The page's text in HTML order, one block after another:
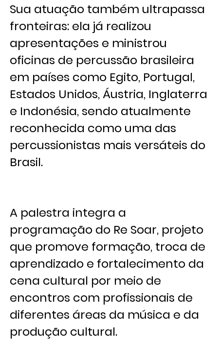
Sua atuação também ultrapassa
fronteiras: ela já realizou
apresentações e ministrou
oficinas de percussão brasileira
em países como Egito, Portugal,
Estados Unidos, Áustria, Inglaterra
e Indonésia, sendo atualmente
reconhecida como uma das
percussionistas mais versáteis do
Brasil.
A palestra integra a
programação do Re Soar, projeto
que promove formação, troca de
aprendizado e fortalecimento da
cena cultural por meio de
encontros com profissionais de
diferentes áreas da música e da
produção cultural.